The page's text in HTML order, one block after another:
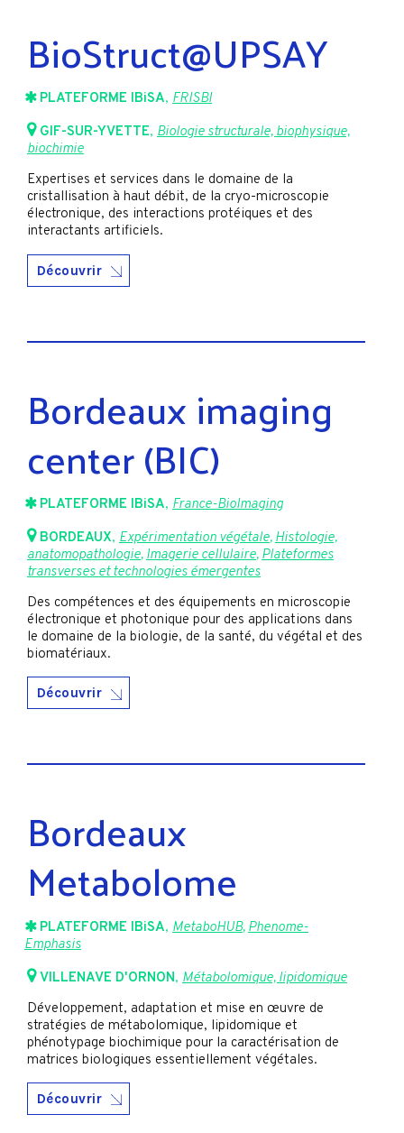
BioStruct@UPSAY
PLATEFORME IBiSA, FRISBI
GIF-SUR-YVETTE, Biologie structurale, biophysique,
biochimie
Expertises et services dans le domaine de la
cristallisation à haut débit, de la cryo-microscopie
électronique, des interactions protéiques et des
interactants artificiels.
Découvrir
Bordeaux imaging
center (BIC)
PLATEFORME IBiSA, France-BioImaging
BORDEAUX, Expérimentation végétale,Histologie,
anatomopathologie,Imagerie cellulaire,Plateformes
transverses et technologies émergentes
Des compétences et des équipements en microscopie
électronique et photonique pour des applications dans
le domaine de la biologie, de la santé, du végétal et des
biomatériaux.
Découvrir
Bordeaux
Metabolome
PLATEFORME IBiSA, MetaboHUB, Phenome-
Emphasis
VILLENAVE D'ORNON, Métabolomique, lipidomique
Développement, adaptation et mise en œuvre de
stratégies de métabolomique, lipidomique et
phénotypage biochimique pour la caractérisation de
matrices biologiques essentiellement végétales.
Découvrir